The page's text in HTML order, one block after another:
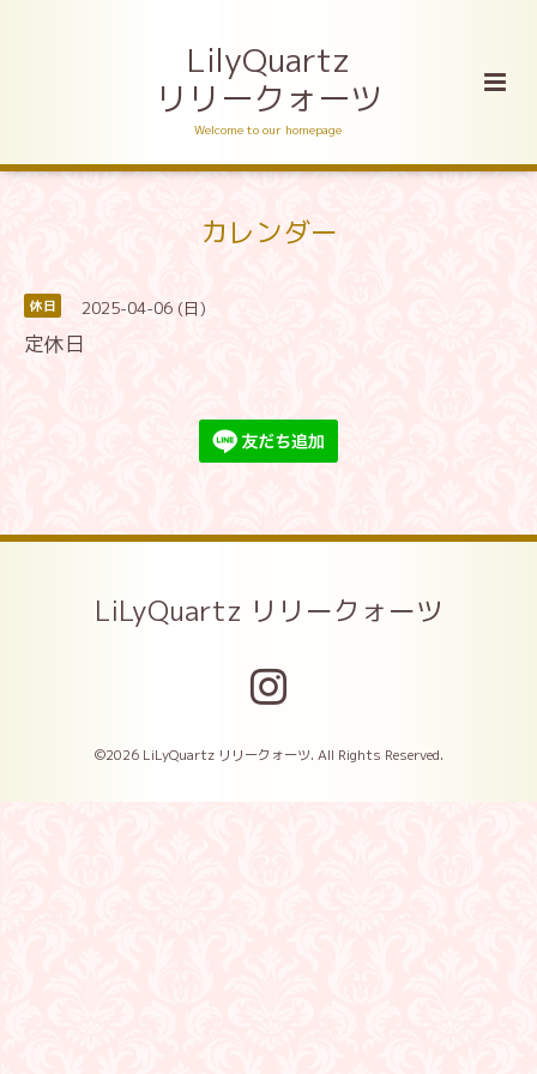
LilyQuartz
リリークォーツ
Welcome to our homepage
カレンダー
休日 2025-04-06 (日)
定休日
LiLyQuartz リリークォーツ
©2026 LiLyQuartz リリークォーツ. All Rights Reserved.